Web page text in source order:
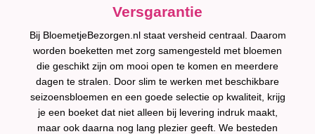
Versgarantie
Bij BloemetjeBezorgen.nl staat versheid centraal. Daarom
worden boeketten met zorg samengesteld met bloemen
die geschikt zijn om mooi open te komen en meerdere
dagen te stralen. Door slim te werken met beschikbare
seizoensbloemen en een goede selectie op kwaliteit, krijg
je een boeket dat niet alleen bij levering indruk maakt,
maar ook daarna nog lang plezier geeft. We besteden